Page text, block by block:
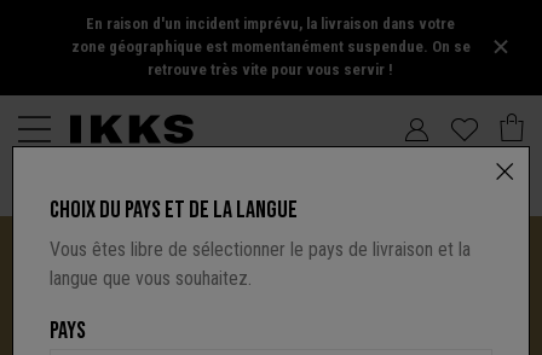
En raison d'un incident imprévu, la livraison dans votre
zone géographique est momentanément suspendue. On se
retrouve très vite pour vous servir !
CHOIX DU PAYS ET DE LA LANGUE
Vous êtes libre de sélectionner le pays de livraison et la
langue que vous souhaitez.
PAYS